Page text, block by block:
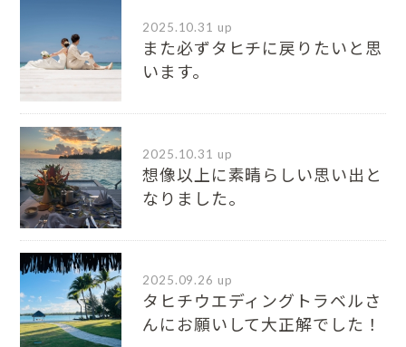
2025.10.31 up
また必ずタヒチに戻りたいと思
います。
2025.10.31 up
想像以上に素晴らしい思い出と
なりました。
2025.09.26 up
タヒチウエディングトラベルさ
んにお願いして大正解でした！